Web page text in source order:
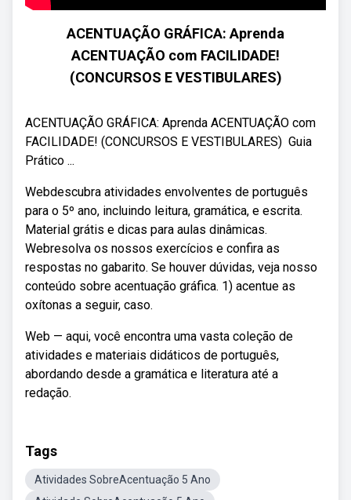
ACENTUAÇÃO GRÁFICA: Aprenda
ACENTUAÇÃO com FACILIDADE!
(CONCURSOS E VESTIBULARES)
ACENTUAÇÃO GRÁFICA: Aprenda ACENTUAÇÃO com
FACILIDADE! (CONCURSOS E VESTIBULARES) ‍ Guia
Prático ...
Webdescubra atividades envolventes de português
para o 5º ano, incluindo leitura, gramática, e escrita.
Material grátis e dicas para aulas dinâmicas.
Webresolva os nossos exercícios e confira as
respostas no gabarito. Se houver dúvidas, veja nosso
conteúdo sobre acentuação gráfica. 1) acentue as
oxítonas a seguir, caso.
Web — aqui, você encontra uma vasta coleção de
atividades e materiais didáticos de português,
abordando desde a gramática e literatura até a
redação.
Tags
Atividades SobreAcentuação 5 Ano